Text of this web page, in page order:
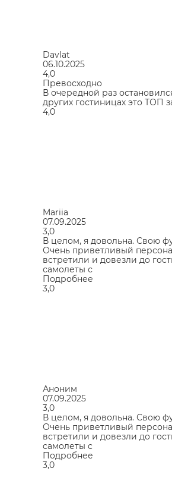
Davlat
06.10.2025
4,0
Превосходно
В очередной раз
других гостиницах это ТОП
4,0
Mariia
07.09.2025
3,0
В целом, я довольна. Свою
Очень приветливый
встретили и довезли до
самолеты с
Подробнее
3,0
Аноним
07.09.2025
3,0
В целом, я довольна. Свою
Очень приветливый
встретили и довезли до
самолеты с
Подробнее
3,0